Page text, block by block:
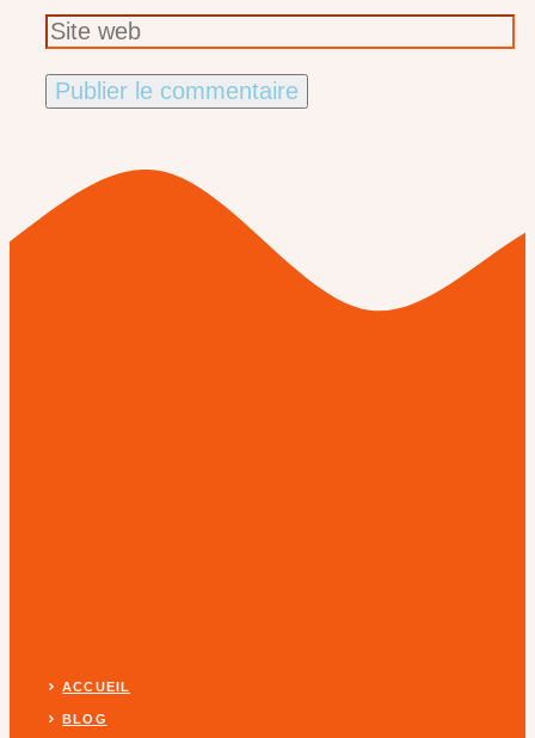
Site
ACCUEIL
BLOG